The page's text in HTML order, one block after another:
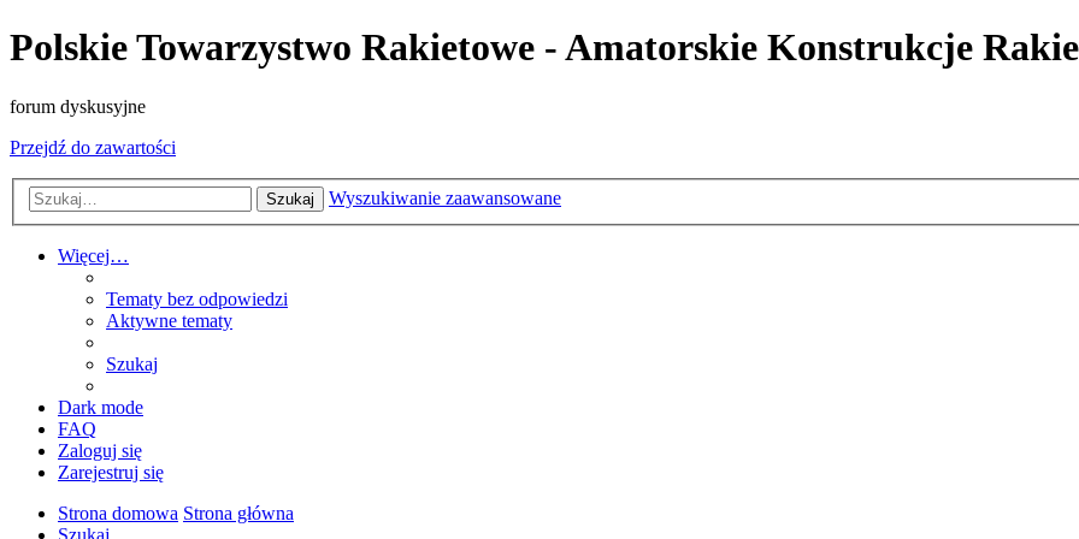
Polskie Towarzystwo Rakietowe - Amatorskie Konstrukcje
forum dyskusyjne
Przejdź do zawartości
Szukaj Wyszukiwanie zaawansowane
Więcej…
Tematy bez odpowiedzi
Aktywne tematy
Szukaj
Dark mode
FAQ
Zaloguj się
Zarejestruj się
Strona domowa Strona główna